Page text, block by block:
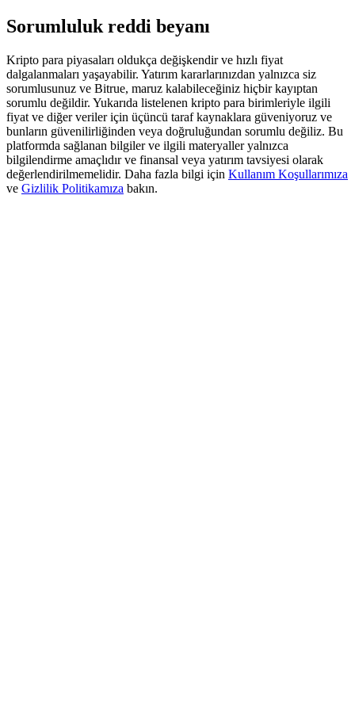
Exclusive for BitMart Users
Register & Trade to Win 500,000 USDT
Precious Metals Trading Carnival
Trade Gold & Silver · 33,333 USDT Bonus
Sorumluluk reddi beyanı
Kripto para piyasaları oldukça değişkendir ve hızlı fiyat
dalgalanmaları yaşayabilir. Yatırım kararlarınızdan yalnızca siz
sorumlusunuz ve Bitrue, maruz kalabileceğiniz hiçbir kayıptan
sorumlu değildir. Yukarıda listelenen kripto para birimleriyle ilgili
fiyat ve diğer veriler için üçüncü taraf kaynaklara güveniyoruz ve
bunların güvenilirliğinden veya doğruluğundan sorumlu değiliz. Bu
platformda sağlanan bilgiler ve ilgili materyaller yalnızca
bilgilendirme amaçlıdır ve finansal veya yatırım tavsiyesi olarak
değerlendirilmemelidir. Daha fazla bilgi için Kullanım Koşullarımıza
ve Gizlilik Politikamıza bakın.